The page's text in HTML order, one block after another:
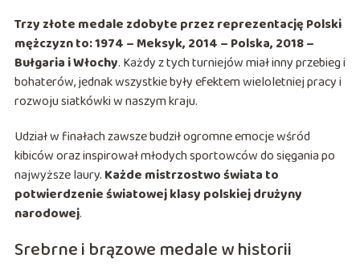
Trzy złote medale zdobyte przez reprezentację Polski
mężczyzn to: 1974 – Meksyk, 2014 – Polska, 2018 –
Bułgaria i Włochy. Każdy z tych turniejów miał inny przebieg i
bohaterów, jednak wszystkie były efektem wieloletniej pracy i
rozwoju siatkówki w naszym kraju.
Udział w finałach zawsze budził ogromne emocje wśród
kibiców oraz inspirował młodych sportowców do sięgania po
najwyższe laury. Każde mistrzostwo świata to
potwierdzenie światowej klasy polskiej drużyny
narodowej.
Srebrne i brązowe medale w historii